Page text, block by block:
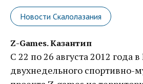
Новости Скалолазания
Z-Games. Казантип
С 22 по 26 августа 2012 года
двухнедельного спортивно-